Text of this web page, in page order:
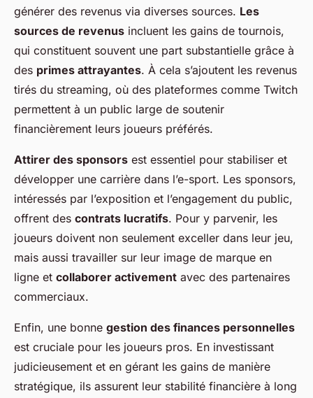
générer des revenus via diverses sources. Les
sources de revenus incluent les gains de tournois,
qui constituent souvent une part substantielle grâce à
des primes attrayantes. À cela s’ajoutent les revenus
tirés du streaming, où des plateformes comme Twitch
permettent à un public large de soutenir
financièrement leurs joueurs préférés.
Attirer des sponsors est essentiel pour stabiliser et
développer une carrière dans l’e-sport. Les sponsors,
intéressés par l’exposition et l’engagement du public,
offrent des contrats lucratifs. Pour y parvenir, les
joueurs doivent non seulement exceller dans leur jeu,
mais aussi travailler sur leur image de marque en
ligne et collaborer activement avec des partenaires
commerciaux.
Enfin, une bonne gestion des finances personnelles
est cruciale pour les joueurs pros. En investissant
judicieusement et en gérant les gains de manière
stratégique, ils assurent leur stabilité financière à long